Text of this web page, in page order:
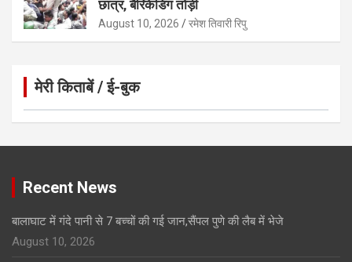
छात्र, बैरिकेडिंग तोड़ी
August 10, 2026 रमेश तिवारी रिपु
मेरी किताबें / ई-बुक
Click to Open Page
Recent News
बालाघाट में गंदे पानी से 7 बच्चों की गई जान,सैंपल पुणे की लैब में भेजे
August 10, 2026